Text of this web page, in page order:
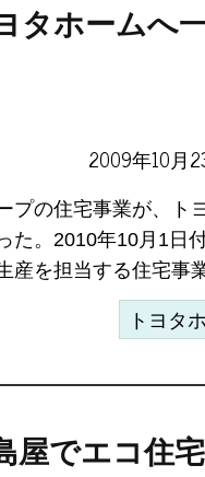
タホームへ
2009年10月
プの住宅事業が、ト
た。2010年10月1日
産を担当する住宅事
トヨタ
屋でエコ住